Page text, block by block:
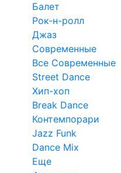
Балет
Рок-н-ролл
Джаз
Современные
Все Современные
Street Dance
Хип-хоп
Break Dance
Контемпорари
Jazz Funk
Dance Mix
Еще